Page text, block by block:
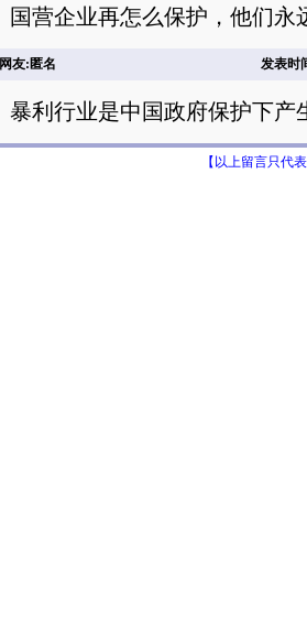
国营企业再怎么保护，他们永
网友:匿名 发表时
暴利行业是中国政府保护下产
【以上留言只代